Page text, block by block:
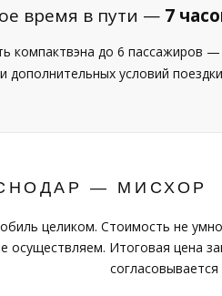
время в пути — 7
компактвэна до 6 пассажиров —
дополнительных условий
— МИСХОР
целиком. Стоимость не
Итоговая цена